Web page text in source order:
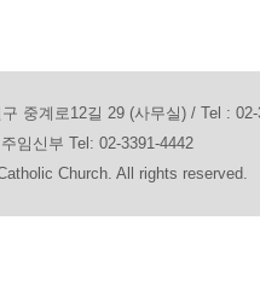
중계로12길 29 (사무실) / Tel :
임신부 Tel: 02-3391-4442
Church. All rights reserved.